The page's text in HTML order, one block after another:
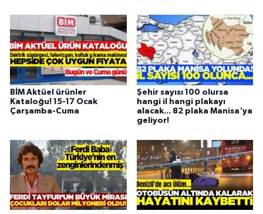
BİM Aktüel ürünler
Kataloğu! 15-17 Ocak
Çarşamba-Cuma
Şehir sayısı 100 olursa
hangi il hangi plakayı
alacak... 82 plaka Manisa'ya
geliyor!